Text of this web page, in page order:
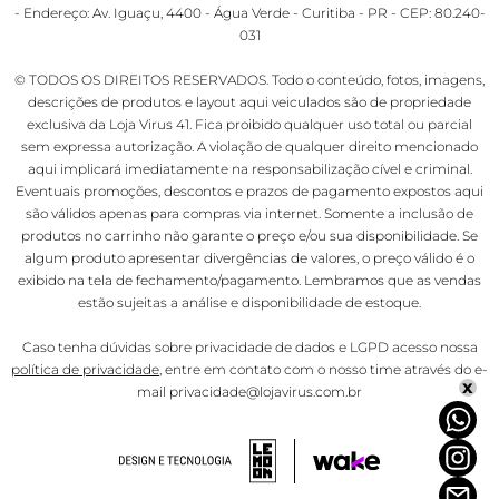
- Endereço: Av. Iguaçu, 4400 - Água Verde - Curitiba - PR - CEP: 80.240-
031
© TODOS OS DIREITOS RESERVADOS. Todo o conteúdo, fotos, imagens,
descrições de produtos e layout aqui veiculados são de propriedade
exclusiva da Loja Virus 41. Fica proibido qualquer uso total ou parcial
sem expressa autorização. A violação de qualquer direito mencionado
aqui implicará imediatamente na responsabilização cível e criminal.
Eventuais promoções, descontos e prazos de pagamento expostos aqui
são válidos apenas para compras via internet. Somente a inclusão de
produtos no carrinho não garante o preço e/ou sua disponibilidade. Se
algum produto apresentar divergências de valores, o preço válido é o
exibido na tela de fechamento/pagamento. Lembramos que as vendas
estão sujeitas a análise e disponibilidade de estoque.
Caso tenha dúvidas sobre privacidade de dados e LGPD acesso nossa
política de privacidade , entre em contato com o nosso time através do e-
mail privacidade@lojavirus.com.br
x